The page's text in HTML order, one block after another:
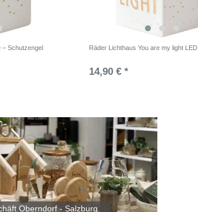
– Schutzengel
Räder Lichthaus You are my light LED
14,90 € *
Oberndorf - Salzburg